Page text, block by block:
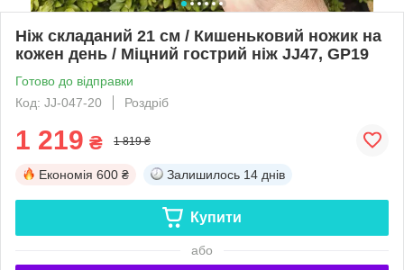
Ніж складаний 21 см / Кишеньковий ножик на
кожен день / Міцний гострий ніж JJ47, GP19
Готово до відправки
Код: JJ-047-20
Роздріб
1 219 ₴ 1 819 ₴
Економія 600 ₴ Залишилось 14 днів
Купити
або